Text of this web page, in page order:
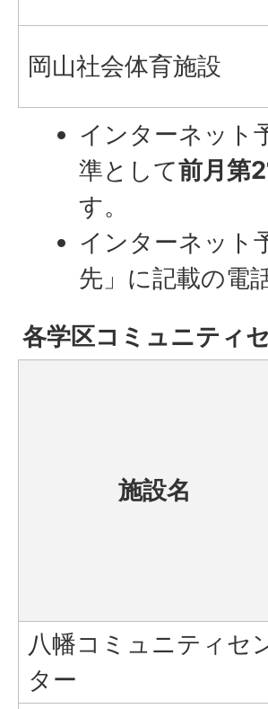
岡山社会体育施設
インターネット
準として前月第
す。
インターネット
先」に記載の電
各学区コミュニティ
施設名
八幡コミュニティセ
ター